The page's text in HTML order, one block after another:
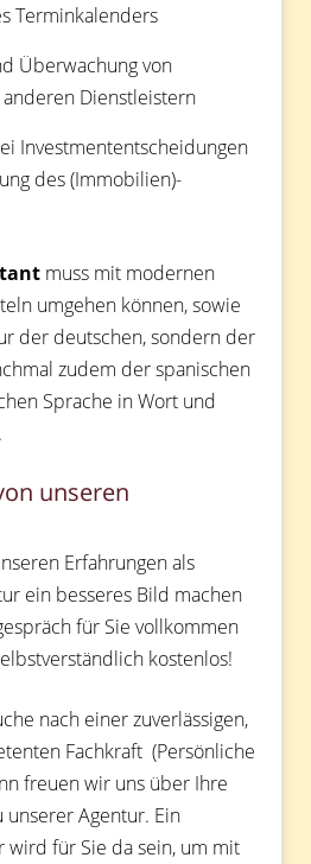
Terminkalenders
Überwachung von
Dienstleistern
Investmententscheidungen
des (Immobilien)-
muss mit modernen
umgehen können, sowie
der deutschen, sondern der
zudem der spanischen
Sprache in Wort und
unseren
Erfahrungen als
ein besseres Bild machen
für Sie vollkommen
kostenlos!
nach einer zuverlässigen,
Fachkraft (Persönliche
freuen wir uns über Ihre
unserer Agentur. Ein
für Sie da sein, um mit